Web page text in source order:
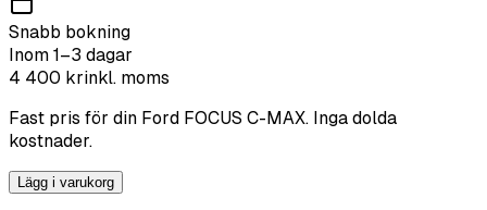
Snabb bokning
Inom 1–3 dagar
4 400 krinkl. moms
Fast pris för din Ford FOCUS C-MAX. Inga dolda
kostnader.
Lägg i varukorg